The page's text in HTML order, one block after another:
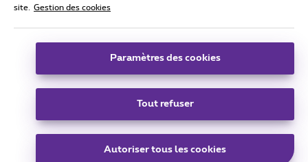
Conditions générales, info consommateur
Coordonnées de l’entreprise
Boulevard du Roi Albert II 27 - B-1030 Bruxelles.
Carrier & Wholesale Solutions
|Telindus
site.
Gestion des cookies
Paramètres des cookies
Tout refuser
Autoriser tous les cookies